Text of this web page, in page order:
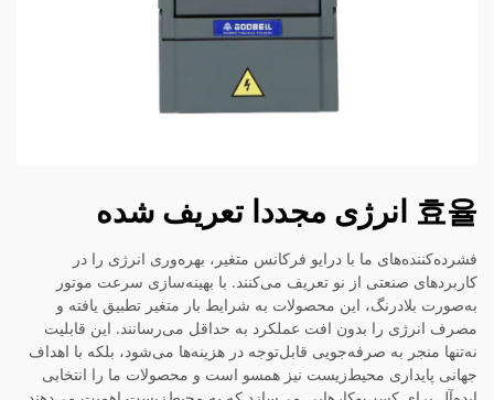
효율 انرژی مجددا تعریف شده
فشرده‌کننده‌های ما با درایو فرکانس متغیر، بهره‌وری انرژی را در
کاربردهای صنعتی از نو تعریف می‌کنند. با بهینه‌سازی سرعت موتور
به‌صورت بلادرنگ، این محصولات به شرایط بار متغیر تطبیق یافته و
مصرف انرژی را بدون افت عملکرد به حداقل می‌رسانند. این قابلیت
نه‌تنها منجر به صرفه‌جویی قابل‌توجه در هزینه‌ها می‌شود، بلکه با اهداف
جهانی پایداری محیط‌زیست نیز همسو است و محصولات ما را انتخابی